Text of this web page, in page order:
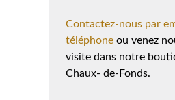
Contactez-nous par
téléphone ou venez
visite dans notre
Chaux- de-Fonds.